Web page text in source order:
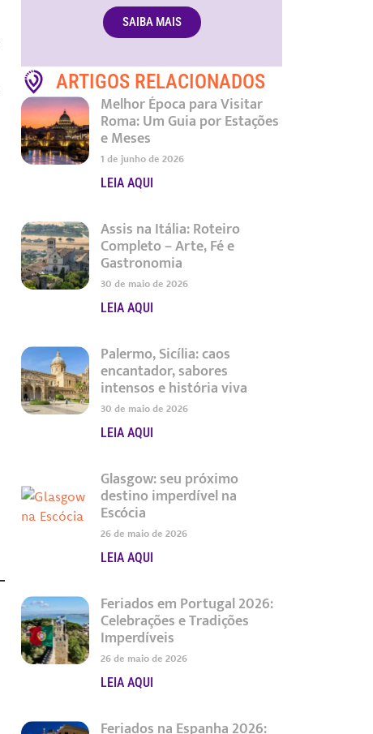
SAIBA MAIS
ARTIGOS RELACIONADOS
Melhor Época para Visitar
Roma: Um Guia por Estações
e Meses
1 de junho de 2026
LEIA AQUI
Assis na Itália: Roteiro
Completo – Arte, Fé e
Gastronomia
30 de maio de 2026
LEIA AQUI
Palermo, Sicília: caos
encantador, sabores
intensos e história viva
30 de maio de 2026
LEIA AQUI
Glasgow: seu próximo
destino imperdível na
Escócia
26 de maio de 2026
LEIA AQUI
Feriados em Portugal 2026:
Celebrações e Tradições
Imperdíveis
26 de maio de 2026
LEIA AQUI